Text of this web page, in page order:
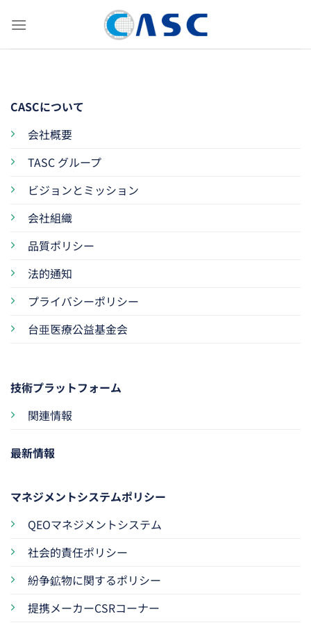
CASCについて
会社概要
TASC グループ
ビジョンとミッション
会社組織
品質ポリシー
法的通知
プライバシーポリシー
台亜医療公益基金会
技術プラットフォーム
関連情報
最新情報
マネジメントシステムポリシー
QEOマネジメントシステム
社会的責任ポリシー
紛争鉱物に関するポリシー
提携メーカーCSRコーナー